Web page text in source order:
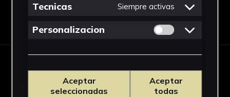
OBRAS RELACIONADAS
Tecnicas Siempre activas
Personalizacion Permitir cookies
Aceptar
seleccionadas
Aceptar
todas